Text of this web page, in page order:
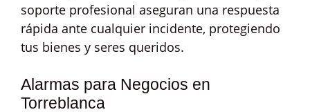
soporte profesional aseguran una respuesta
rápida ante cualquier incidente, protegiendo
tus bienes y seres queridos.
Alarmas para Negocios en
Torreblanca